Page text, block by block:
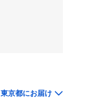
東京都にお届け